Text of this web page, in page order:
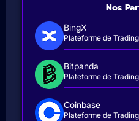
Nos
BingX
Plateforme de
Bitpanda
Plateforme de
Coinbase
Plateforme de